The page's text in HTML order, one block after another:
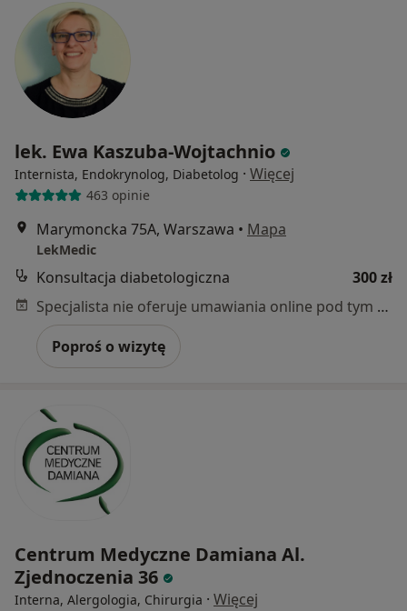
lek. Ewa Kaszuba-Wojtachnio
Internista, Endokrynolog, Diabetolog · Więcej
463 opinie
Marymoncka 75A, Warszawa • Mapa
LekMedic
Konsultacja diabetologiczna
300 zł
Specjalista nie oferuje umawiania online pod tym adresem.
Poproś o wizytę
Centrum Medyczne Damiana Al.
Zjednoczenia 36
Interna, Alergologia, Chirurgia · Więcej